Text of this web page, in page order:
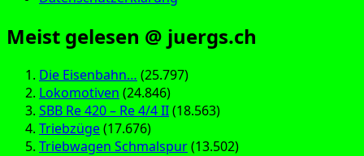
Meist gelesen @ juergs.ch
Die Eisenbahn… (25.797)
Lokomotiven (24.846)
SBB Re 420 – Re 4/4 II(18.563)
Triebzüge(17.676)
Triebwagen Schmalspur(13.502)